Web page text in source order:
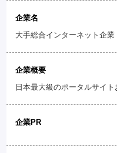
企業名
大手総合インターネット企業
企業概要
日本最大級のポータルサイ
企業PR